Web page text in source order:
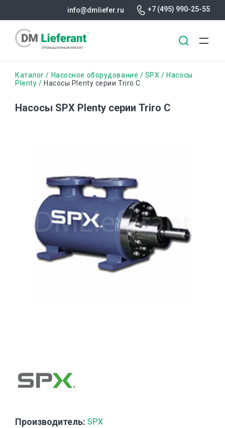
содержанию
info@dmliefer.ru +7 (495) 990-25-55
Строка
Каталог Насосное оборудование SPX
Насосы
Plenty
Насосы Plenty серии Triro C
Насосы SPX Plenty серии Triro C
Производитель: SPX